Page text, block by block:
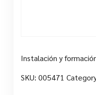
Instalación y
SKU: 005471